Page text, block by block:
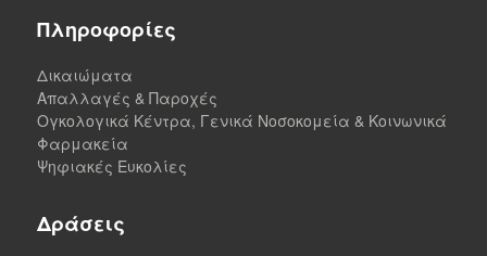
Πληροφορίες
Δικαιώματα
Απαλλαγές & Παροχές
Ογκολογικά Κέντρα, Γενικά Νοσοκομεία & Κοινωνικά
Φαρμακεία
Ψηφιακές Ευκολίες
Δράσεις